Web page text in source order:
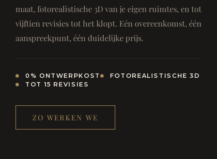
maat, fotorealistische 3D van je eigen ruimtes, en tot
vijftien revisies tot het klopt. Eén overeenkomst, één
aanspreekpunt, één duidelijke prijs.
0% ONTWERPKOST
FOTOREALISTISCHE 3D
TOT 15 REVISIES
ZO WERKEN WE